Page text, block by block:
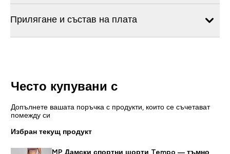
Прилягане и състав на плата
Често купувани с
Допълнете вашата поръчка с продукти, които се съчетават
помежду си
Избран текущ продукт
MP Дамски спортни шорти Tempo — тъмно